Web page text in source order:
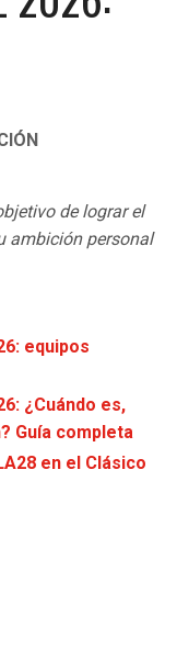
de lograr el
ambición personal
equipos
¿Cuándo es,
Guía completa
en el Clásico